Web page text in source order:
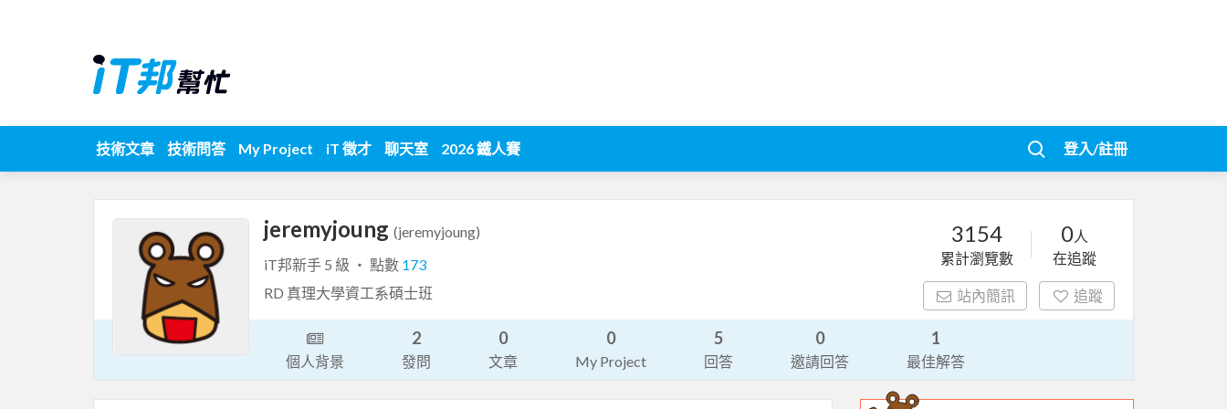
技術文章 技術問答 My Project iT 徵才 聊天室 2026 鐵人賽 登入/註冊
jeremyjoung (jeremyjoung)
iT邦新手 5 級 ‧ 點數 173
RD 真理大學資工系碩士班
3154
累計瀏覽數
0人
在追蹤
站內簡訊 追蹤
個人背景
2
發問
0
文章
0
My Project
5
回答
0
邀請回答
1
最佳解答